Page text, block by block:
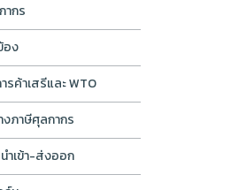
ากร
อง
รค้าเสรีและ WTO
งภาษีศุลกากร
ำเข้า-ส่งออก